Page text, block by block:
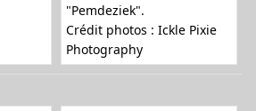
"Pemdeziek".
Crédit photos : Ickle Pixie
Photography